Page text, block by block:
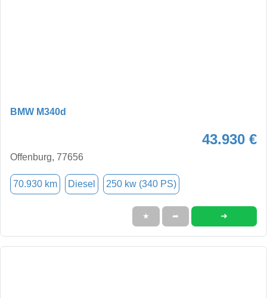
BMW M340d
43.930 €
Offenburg, 77656
70.930 km Diesel 250 kw (340 PS)
★ ➦ ➜